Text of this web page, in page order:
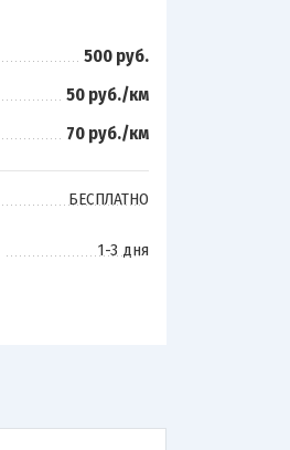
500 руб.
50 руб./км
70 руб./км
БЕСПЛАТНО
1-3 дня